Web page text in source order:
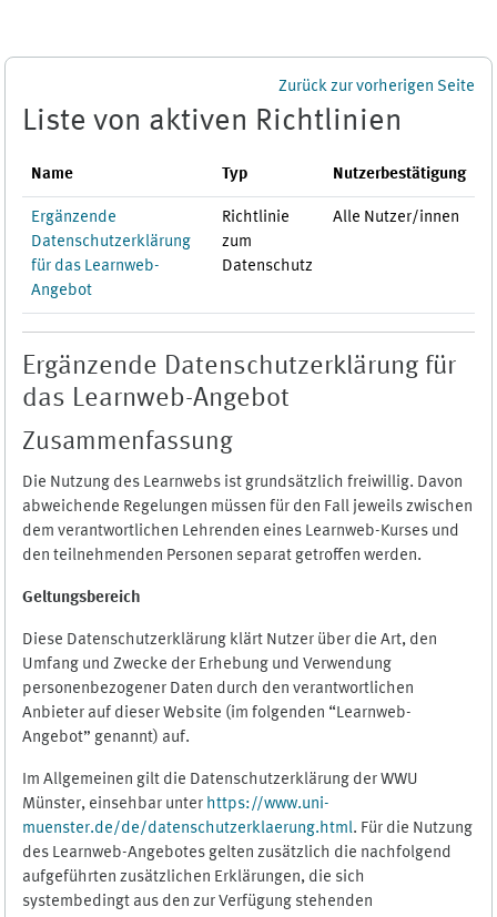
Zurück zur vorherigen Seite
Liste von aktiven Richtlinien
Name Typ Nutzerbestätigung
Ergänzende
Datenschutzerklärung
für das Learnweb-
Angebot
Richtlinie
zum
Datenschutz
Alle Nutzer/innen
Ergänzende Datenschutzerklärung für
das Learnweb-Angebot
Zusammenfassung
Die Nutzung des Learnwebs ist grundsätzlich freiwillig. Davon
abweichende Regelungen müssen für den Fall jeweils zwischen
dem verantwortlichen Lehrenden eines Learnweb-Kurses und
den teilnehmenden Personen separat getroffen werden.
Geltungsbereich
Diese Datenschutzerklärung klärt Nutzer über die Art, den
Umfang und Zwecke der Erhebung und Verwendung
personenbezogener Daten durch den verantwortlichen
Anbieter auf dieser Website (im folgenden “Learnweb-
Angebot” genannt) auf.
Im Allgemeinen gilt die Datenschutzerklärung der WWU
Münster, einsehbar unter https://www.uni-
muenster.de/de/datenschutzerklaerung.html. Für die Nutzung
des Learnweb-Angebotes gelten zusätzlich die nachfolgend
aufgeführten zusätzlichen Erklärungen, die sich
systembedingt aus den zur Verfügung stehenden